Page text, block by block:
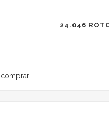
24.046
comprar